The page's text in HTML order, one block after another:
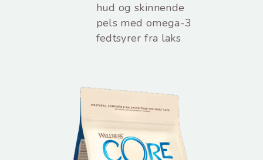
hud og skinnende
pels med omega-3
fedtsyrer fra laks